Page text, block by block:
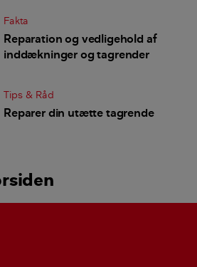
Fakta
Reparation og vedligehold af
inddækninger og tagrender
Tips & Råd
Reparer din utætte tagrende